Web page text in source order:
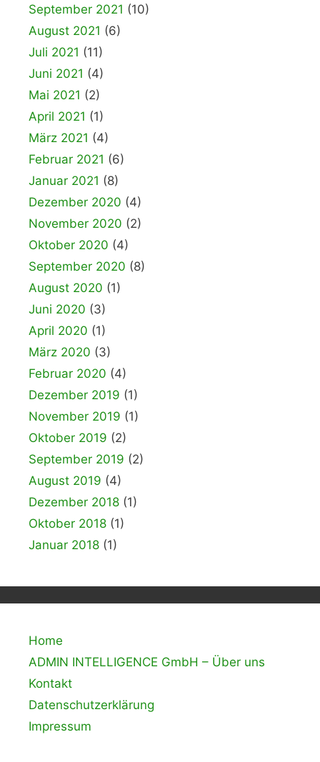
September 2021 (10)
August 2021 (6)
Juli 2021 (11)
Juni 2021 (4)
Mai 2021 (2)
April 2021 (1)
März 2021 (4)
Februar 2021 (6)
Januar 2021 (8)
Dezember 2020 (4)
November 2020 (2)
Oktober 2020 (4)
September 2020 (8)
August 2020 (1)
Juni 2020 (3)
April 2020 (1)
März 2020 (3)
Februar 2020 (4)
Dezember 2019 (1)
November 2019 (1)
Oktober 2019 (2)
September 2019 (2)
August 2019 (4)
Dezember 2018 (1)
Oktober 2018 (1)
Januar 2018 (1)
Home
ADMIN INTELLIGENCE GmbH – Über uns
Kontakt
Datenschutzerklärung
Impressum